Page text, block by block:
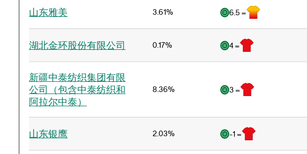
山东雅美 3.61% 6.5 =
湖北金环股份有限公司 0.17% 4 =
新疆中泰纺织集团有限
公司（包含中泰纺织和
阿拉尔中泰）
8.36% 3 =
山东银鹰 2.03% -1 =